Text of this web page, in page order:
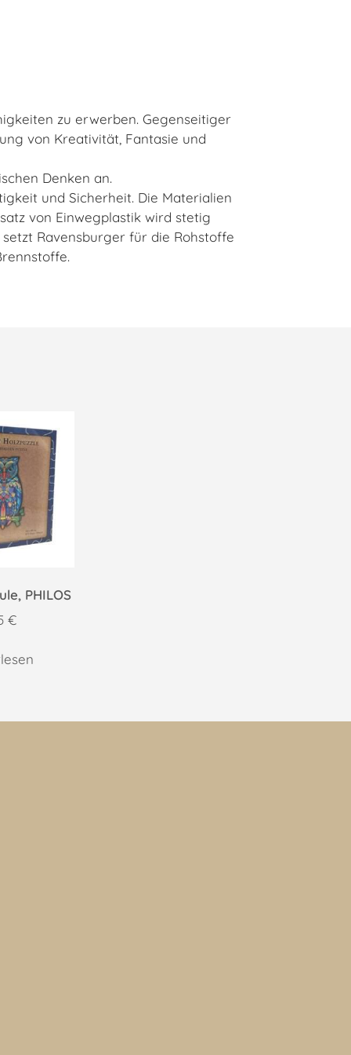
zu erwerben. Gegenseitiger
von Kreativität, Fantasie und
Denken an.
und Sicherheit. Die Materialien
von Einwegplastik wird stetig
Ravensburger für die Rohstoffe
PHILOS
€